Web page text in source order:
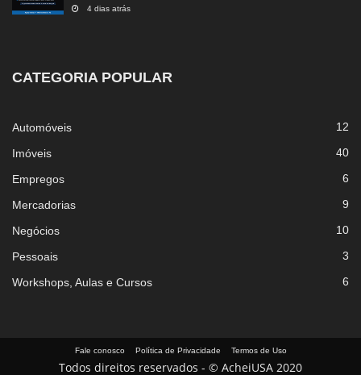
4 dias atrás
CATEGORIA POPULAR
Automóveis 12
Imóveis 40
Empregos 6
Mercadorias 9
Negócios 10
Pessoais 3
Workshops, Aulas e Cursos 6
Fale conosco Política de Privacidade Termos de Uso
Todos direitos reservados - © AcheiUSA 2020